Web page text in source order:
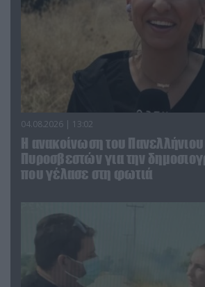
04.08.2026 | 13:02
Η ανακοίνωση του
Πυροσβεστών για την
που γέλασε στη φωτιά